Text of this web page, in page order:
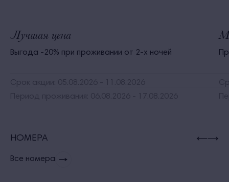
Лучшая цена
Выгода -20% при проживании от 2-х ночей
НОМЕРА
Все номера